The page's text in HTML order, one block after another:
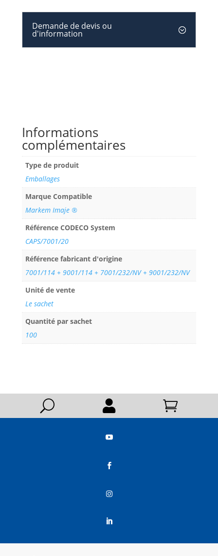
Demande de devis ou
d'information
Informations
complémentaires
Type de produit
Emballages
Marque Compatible
Markem Imaje ®
Référence CODECO System
CAPS/7001/20
Référence fabricant d'origine
7001/114 + 9001/114 + 7001/232/NV + 9001/232/NV
Unité de vente
Le sachet
Quantité par sachet
100
U  



